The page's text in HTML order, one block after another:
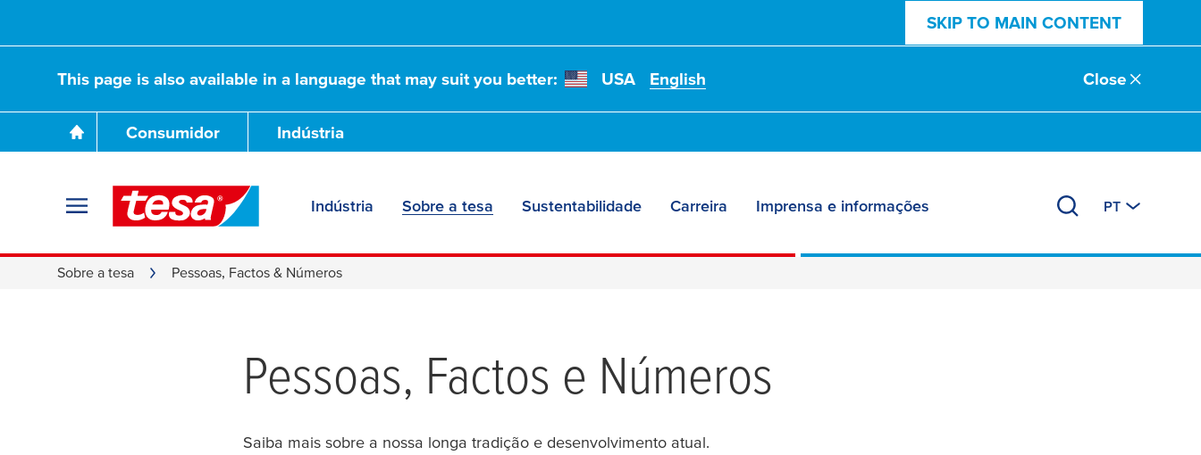
SKIP TO MAIN CONTENT
This page is also available in a language that may suit you better: USA English Close
Consumidor Indústria
Indústria Sobre a tesa Sustentabilidade Carreira Imprensa e informações PT
Sobre a tesa Pessoas, Factos & Números
Pessoas, Factos e Números
Saiba mais sobre a nossa longa tradição e desenvolvimento atual.